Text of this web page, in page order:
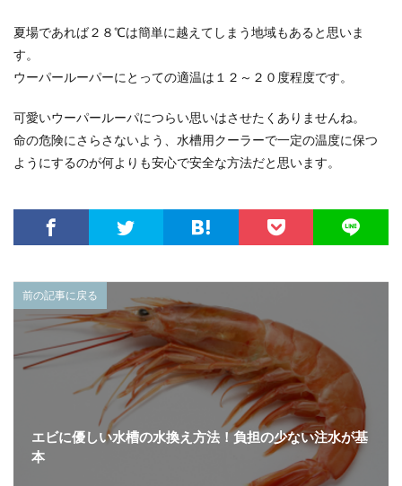
夏場であれば２８℃は簡単に越えてしまう地域もあると思いま
す。
ウーパールーパーにとっての適温は１２～２０度程度です。
可愛いウーパールーパにつらい思いはさせたくありませんね。
命の危険にさらさないよう、水槽用クーラーで一定の温度に保つ
ようにするのが何よりも安心で安全な方法だと思います。
前の記事に戻る
エビに優しい水槽の水換え方法！負担の少ない注水が基
本